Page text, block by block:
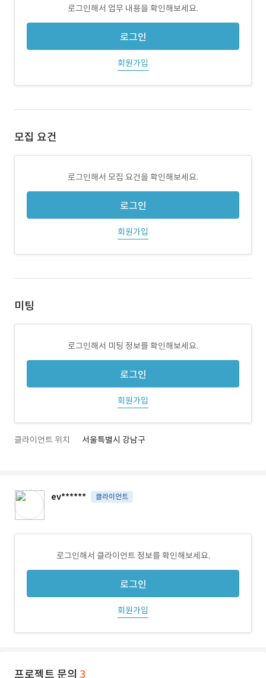
로그인해서 업무 내용을 확인해보세요.
로그인
회원가입
모집 요건
로그인해서 모집 요건을 확인해보세요.
로그인
회원가입
미팅
로그인해서 미팅 정보를 확인해보세요.
로그인
회원가입
클라이언트 위치 서울특별시 강남구
ev****** 클라이언트
로그인해서 클라이언트 정보를 확인해보세요.
로그인
회원가입
프로젝트 문의 3